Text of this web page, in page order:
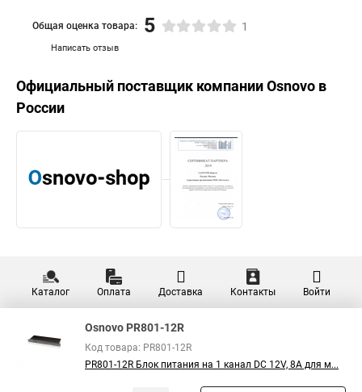
Написать отзыв
Общая оценка товара: 5 1
Официальный поставщик компанииOsnovo в
России
Каталог Оплата Доставка Контакты Войти
Osnovo PR801-12R
Код товара: PR801-12R
PR801-12R Блок питания на 1 канал DC 12V, 8A для м...